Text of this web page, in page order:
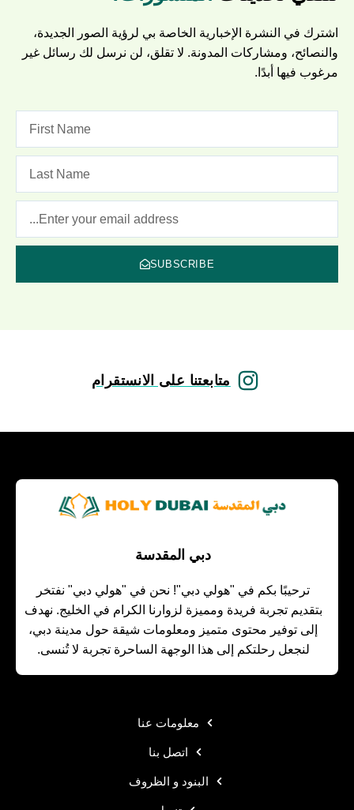
اشترك في النشرة الإخبارية الخاصة بي لرؤية الصور الجديدة،
والنصائح، ومشاركات المدونة. لا تقلق، لن نرسل لك رسائل غير
مرغوب فيها أبدًا.
SUBSCRIBE
متابعتنا على الانستقرام
دبي المقدسة
ترحيبًا بكم في "هولي دبي"! نحن في "هولي دبي" نفتخر
بتقديم تجربة فريدة ومميزة لزوارنا الكرام في الخليج. نهدف
إلى توفير محتوى متميز ومعلومات شيقة حول مدينة دبي،
لنجعل رحلتكم إلى هذا الوجهة الساحرة تجربة لا تُنسى.
معلومات عنا
اتصل بنا
البنود و الظروف